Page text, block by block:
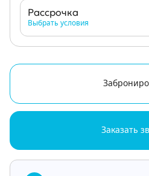
Рассрочка
Выбрать условия
Заказать
Документы